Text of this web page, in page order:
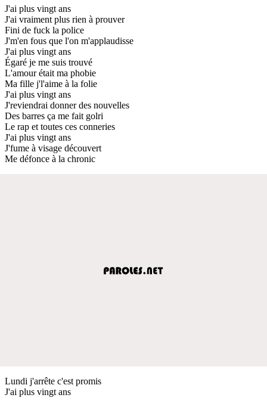
J'ai plus vingt ans
J'ai vraiment plus rien à prouver
Fini de fuck la police
J'm'en fous que l'on m'applaudisse
J'ai plus vingt ans
Égaré je me suis trouvé
L'amour était ma phobie
Ma fille j'l'aime à la folie
J'ai plus vingt ans
J'reviendrai donner des nouvelles
Des barres ça me fait golri
Le rap et toutes ces conneries
J'ai plus vingt ans
J'fume à visage découvert
Me défonce à la chronic
Lundi j'arrête c'est promis
J'ai plus vingt ans